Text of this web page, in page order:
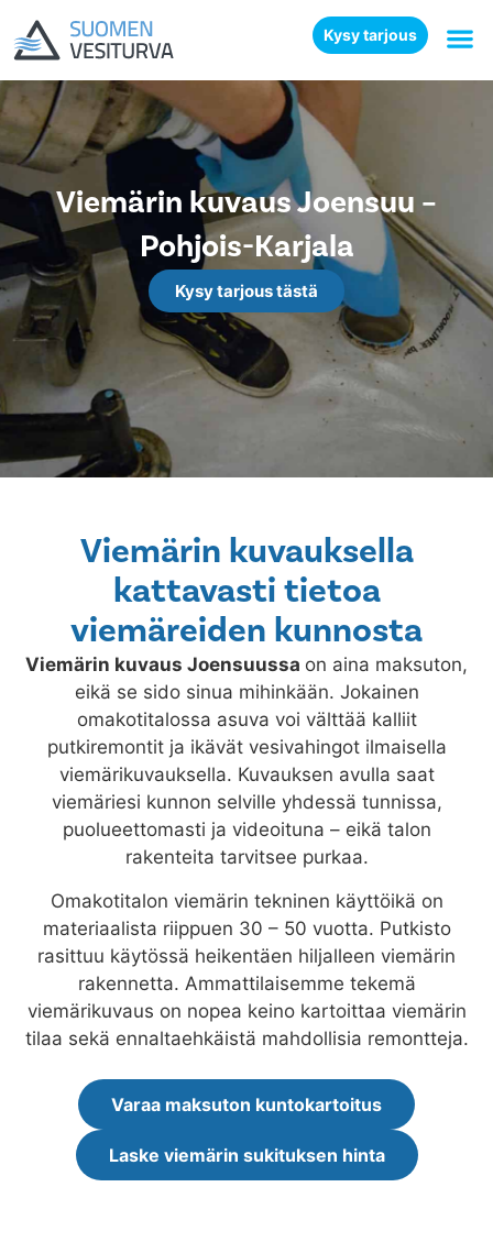
Kysy tarjous
Viemärin kuvaus Joensuu –
Pohjois-Karjala
Kysy tarjous tästä
Viemärin kuvauksella
kattavasti tietoa
viemäreiden kunnosta
Viemärin kuvaus Joensuussa on aina maksuton,
eikä se sido sinua mihinkään. Jokainen
omakotitalossa asuva voi välttää kalliit
putkiremontit ja ikävät vesivahingot ilmaisella
viemärikuvauksella. Kuvauksen avulla saat
viemäriesi kunnon selville yhdessä tunnissa,
puolueettomasti ja videoituna – eikä talon
rakenteita tarvitsee purkaa.
Omakotitalon viemärin tekninen käyttöikä on
materiaalista riippuen 30 – 50 vuotta. Putkisto
rasittuu käytössä heikentäen hiljalleen viemärin
rakennetta. Ammattilaisemme tekemä
viemärikuvaus on nopea keino kartoittaa viemärin
tilaa sekä ennaltaehkäistä mahdollisia remontteja.
Varaa maksuton kuntokartoitus
Laske viemärin sukituksen hinta